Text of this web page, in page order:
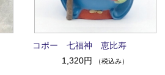
コポー 七福神 恵比寿
1,320円
（税込み）